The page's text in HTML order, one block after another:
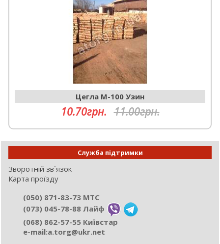
Цегла М-100 Узин
10.70грн. 11.00грн.
Служба підтримки
Зворотній зв`язок
Карта проїзду
(050) 871-83-73 МТС
(073) 045-78-88 Лайф
(068) 862-57-55 Київстар
e-mail:а.torg@ukr.net